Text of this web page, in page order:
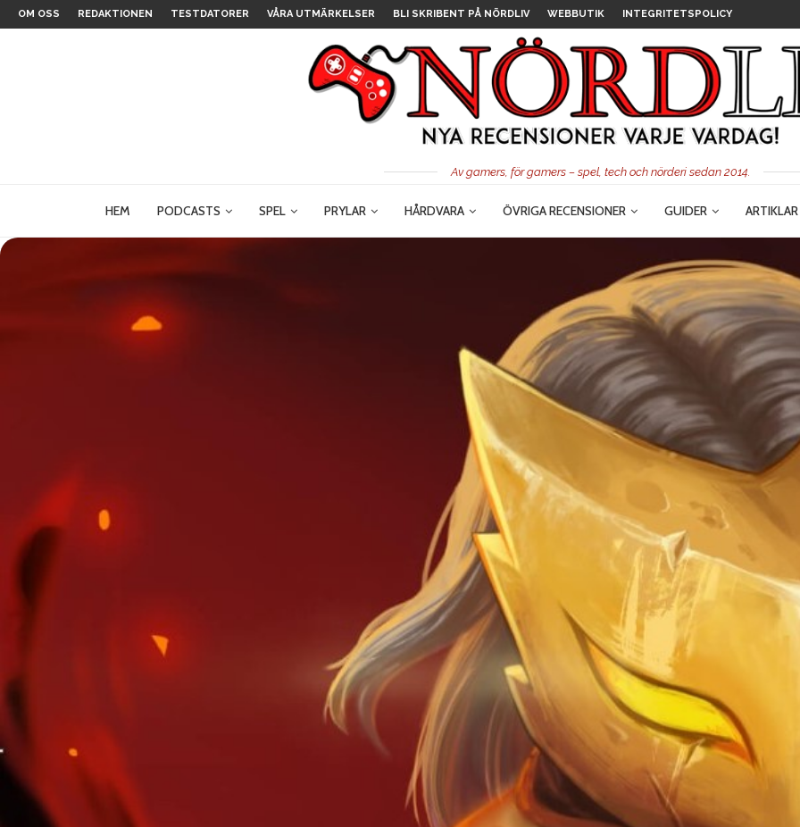
OM OSS REDAKTIONEN TESTDATORER VÅRA UTMÄRKELSER BLI SKRIBENT PÅ NÖRDLIV WEBBUTIK INTEGRITETSPOLICY
Av gamers, för gamers – spel, tech och nörderi sedan 2014.
HEM PODCASTS SPEL PRYLAR HÅRDVARA ÖVRIGA RECENSIONER GUIDER ARTIKLAR